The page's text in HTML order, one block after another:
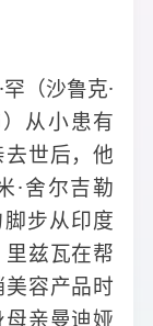
（沙鲁克·
从小患有
世后，他
·舍尔吉勒
步从印度
兹瓦在帮
容产品时
亲曼迪娅